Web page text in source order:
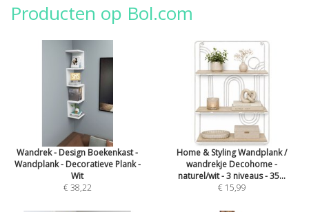
Producten op Bol.com
Wandrek - Design Boekenkast -
Wandplank - Decoratieve Plank -
Wit
€ 38,22
Home & Styling Wandplank /
wandrekje Decohome -
naturel/wit - 3 niveaus - 35...
€ 15,99